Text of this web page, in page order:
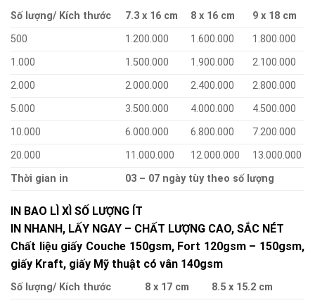
Số lượng/ Kích thước 7.3 x 16 cm 8 x 16 cm
9 x 18 cm
500
1.200.000 1.600.000
1.800.000
1.000
1.500.000 1.900.000
2.100.000
2.000
2.000.000 2.400.000
2.800.000
5.000
3.500.000 4.000.000
4.500.000
10.000
6.000.000 6.800.000
7.200.000
20.000
11.000.000 12.000.000
13.000.000
Thời gian in
03 – 07 ngày tùy theo số lượng
IN BAO LÌ XÌ SỐ LƯỢNG ÍT
IN NHANH, LẤY NGAY – CHẤT LƯỢNG CAO, SẮC NÉT
Chất liệu giấy Couche 150gsm, Fort 120gsm – 150gsm,
giấy Kraft, giấy Mỹ thuật có vân 140gsm
Số lượng/ Kích thước 8 x 17 cm
8.5 x 15.2 cm